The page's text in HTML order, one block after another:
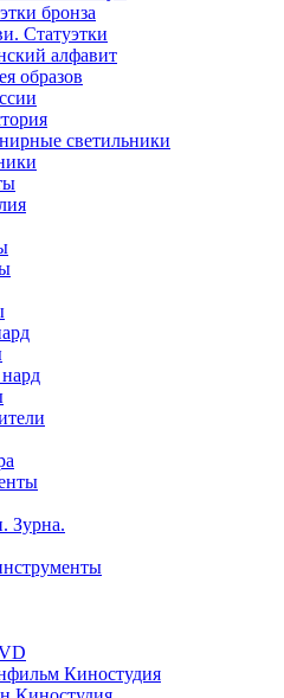
бронза
Статуэтки
алфавит
образов
светильники
Зурна.
Киностудия